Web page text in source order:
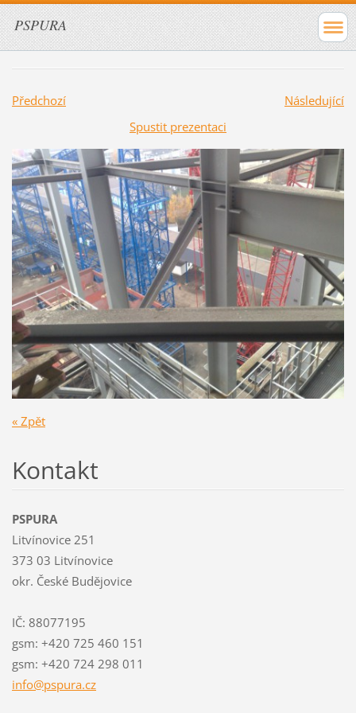
PSPURA
Předchozí
Následující
Spustit prezentaci
« Zpět
Kontakt
PSPURA
Litvínovice 251
373 03 Litvínovice
okr. České Budějovice
IČ: 88077195
gsm: +420 725 460 151
gsm: +420 724 298 011
info@pspura.cz